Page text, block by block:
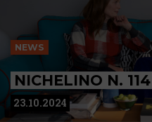
NEWS
NICHELINO N. 114
23.10.2024